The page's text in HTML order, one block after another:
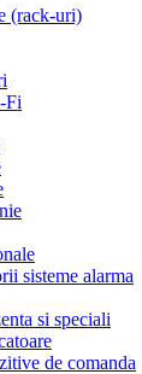
(rack-uri)
Fi
sisteme alarma
si speciali
de comanda